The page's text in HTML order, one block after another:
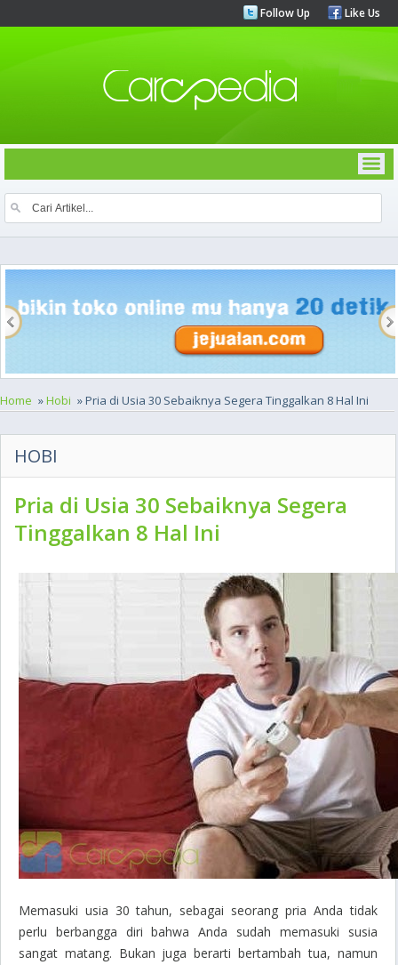
Follow Up Like Us
Home »Hobi » Pria di Usia 30 Sebaiknya Segera Tinggalkan 8 Hal Ini
HOBI
Pria di Usia 30 Sebaiknya Segera
Tinggalkan 8 Hal Ini
Memasuki usia 30 tahun, sebagai seorang pria Anda tidak
perlu berbangga diri bahwa Anda sudah memasuki susia
sangat matang. Bukan juga berarti bertambah tua, namun